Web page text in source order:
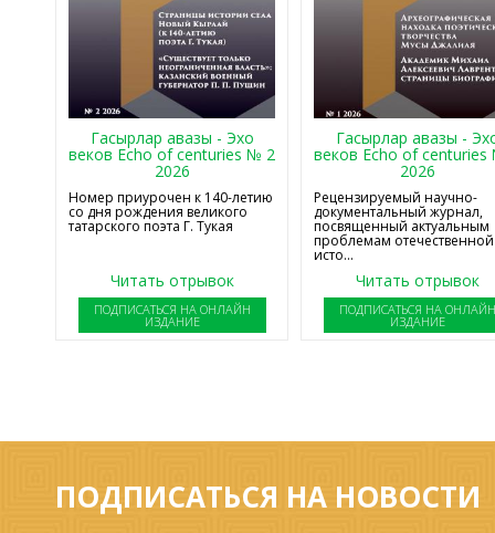
Гасырлар авазы - Эхо
веков Echo of centuries № 2
2026
Номер приурочен к 140-летию
со дня рождения великого
татарского поэта Г. Тукая
Читать отрывок
ПОДПИСАТЬСЯ НА ОНЛАЙН
ИЗДАНИЕ
Гасырлар авазы -
веков Echo of
2026
Рецензируемый научно-
документальный журнал,
посвященный актуальным
проблемам отечественной
исто...
Читать отрывок
ПОДПИСАТЬСЯ НА
ИЗДАНИЕ
ПОДПИСАТЬСЯ НА НОВОСТИ